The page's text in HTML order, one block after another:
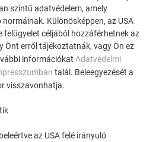
közös, ami talán meglepő lehet,
mennyire különbözően indult
építészirodában kezdett, míg
dolgozva ismerkedett meg
hasznos lépésével.
hálás akkori munkaadójának,
rögös folyamatába is.
egyetértenek nem más, mint az
nem szükséges a
szintű adatvédelem, amely
normáinak. Különösképpen, az USA
felügyelet céljából hozzáférhetnek az
Önt erről tájékoztatnák, vagy Ön ez
információkat Adatvédelmi
talál. Beleegyezését a
visszavonhatja.
az USA felé irányuló